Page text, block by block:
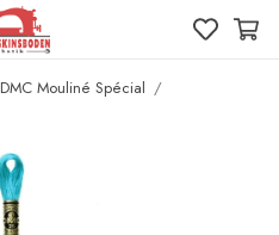
DMC Mouliné Spécial /